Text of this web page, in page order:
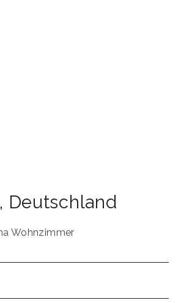
, Deutschland
Wohnzimmer